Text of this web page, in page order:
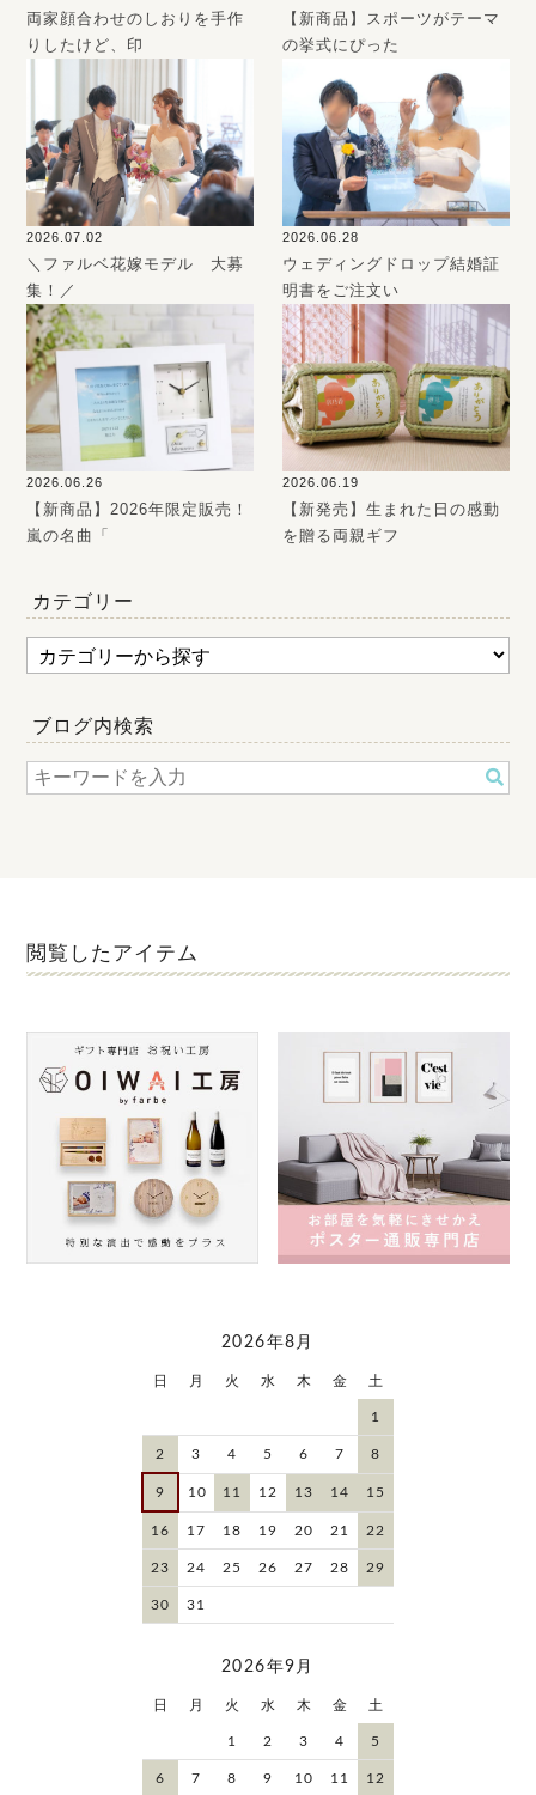
両家顔合わせのしおりを手作
りしたけど、印
【新商品】スポーツがテーマ
の挙式にぴった
2026.07.02
＼ファルベ花嫁モデル 大募
集！／
2026.06.28
ウェディングドロップ結婚証
明書をご注文い
2026.06.26
【新商品】2026年限定販売！
嵐の名曲「
2026.06.19
【新発売】生まれた日の感動
を贈る両親ギフ
カテゴリー
ブログ内検索
閲覧したアイテム
2026年8月
日 月 火 水 木 金 土
1
2 3 4 5 6 7 8
9 10 11 12 13 14 15
16 17 18 19 20 21 22
23 24 25 26 27 28 29
30 31
2026年9月
日 月 火 水 木 金 土
1 2 3 4 5
6 7 8 9 10 11 12